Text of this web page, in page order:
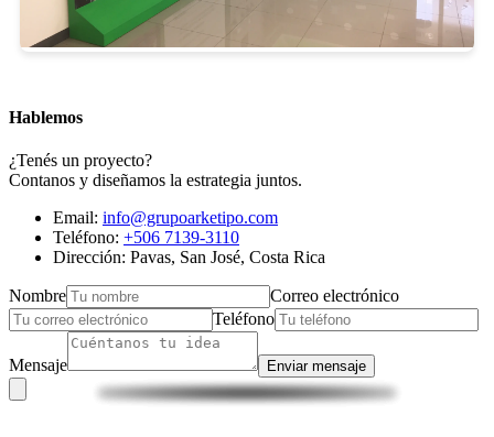
Hablemos
¿Tenés un proyecto?
Contanos y diseñamos la estrategia juntos.
Email: info@grupoarketipo.com
Teléfono: +506 7139-3110
Dirección: Pavas, San José, Costa Rica
Nombre
Correo electrónico
Teléfono
Mensaje Enviar mensaje